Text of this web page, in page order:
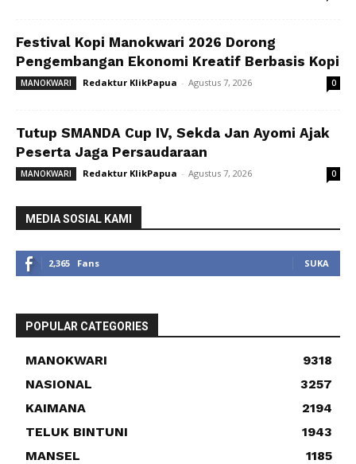
Festival Kopi Manokwari 2026 Dorong
Pengembangan Ekonomi Kreatif Berbasis Kopi
MANOKWARI Redaktur KlikPapua - Agustus 7, 2026 0
Tutup SMANDA Cup IV, Sekda Jan Ayomi Ajak
Peserta Jaga Persaudaraan
MANOKWARI Redaktur KlikPapua - Agustus 7, 2026 0
MEDIA SOSIAL KAMI
2,365 Fans SUKA
POPULAR CATEGORIES
MANOKWARI
9318
NASIONAL
3257
KAIMANA
2194
TELUK BINTUNI
1943
MANSEL
1185